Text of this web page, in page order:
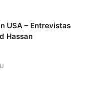
USA – Entrevistas
Hassan